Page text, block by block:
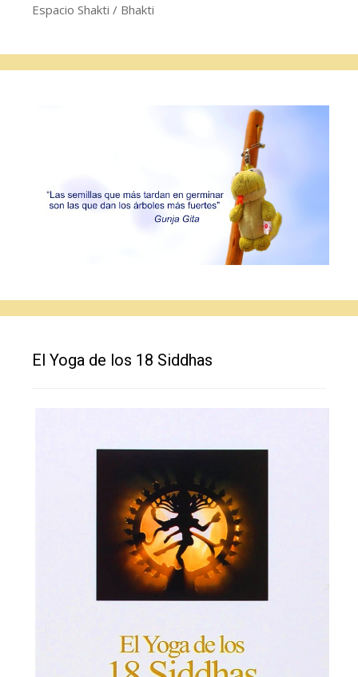
Espacio Shakti / Bhakti
El Yoga de los 18 Siddhas